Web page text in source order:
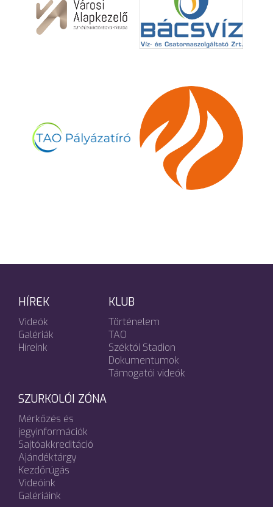
HÍREK
Videók
Galériák
Híreink
KLUB
Történelem
TAO
Széktói Stadion
Dokumentumok
Támogatói videók
SZURKOLÓI ZÓNA
Mérkőzés és
jegyinformációk
Sajtóakkreditáció
Ajándéktárgy
Kezdőrúgás
Videóink
Galériáink